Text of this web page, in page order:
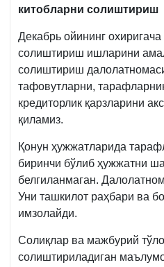
китобларни солиштириш
Декабрь ойининг
солиштириш ишларини
солиштириш
тафовутларни,
кредиторлик қарзларини
қиламиз.
Қонун ҳужжатларида
биринчи бўлиб ҳужжатни
белгиланмаган.
Уни ташкилот раҳбари ва
имзолайди.
Солиқлар ва мажбурий
солиштириладиган